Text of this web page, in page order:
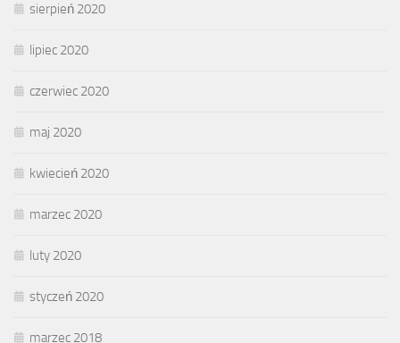
sierpień 2020
lipiec 2020
czerwiec 2020
maj 2020
kwiecień 2020
marzec 2020
luty 2020
styczeń 2020
marzec 2018